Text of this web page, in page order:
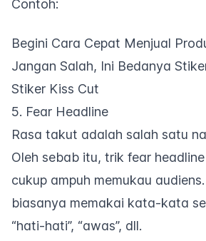
Contoh:
Begini Cara Cepat Menjual
Jangan Salah, Ini Bedanya
Stiker Kiss Cut
5. Fear Headline
Rasa takut adalah salah satu
Oleh sebab itu, trik fear headline
cukup ampuh memukau audiens.
biasanya memakai kata-kata
“hati-hati”, “awas”, dll.